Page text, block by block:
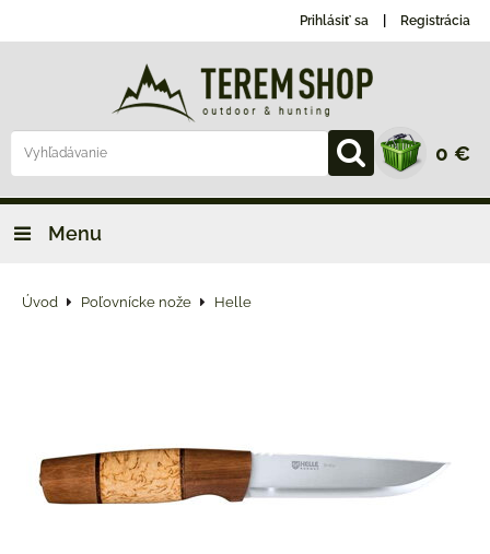
Prihlásiť sa Registrácia
0 €
Menu
Úvod Poľovnícke nože Helle